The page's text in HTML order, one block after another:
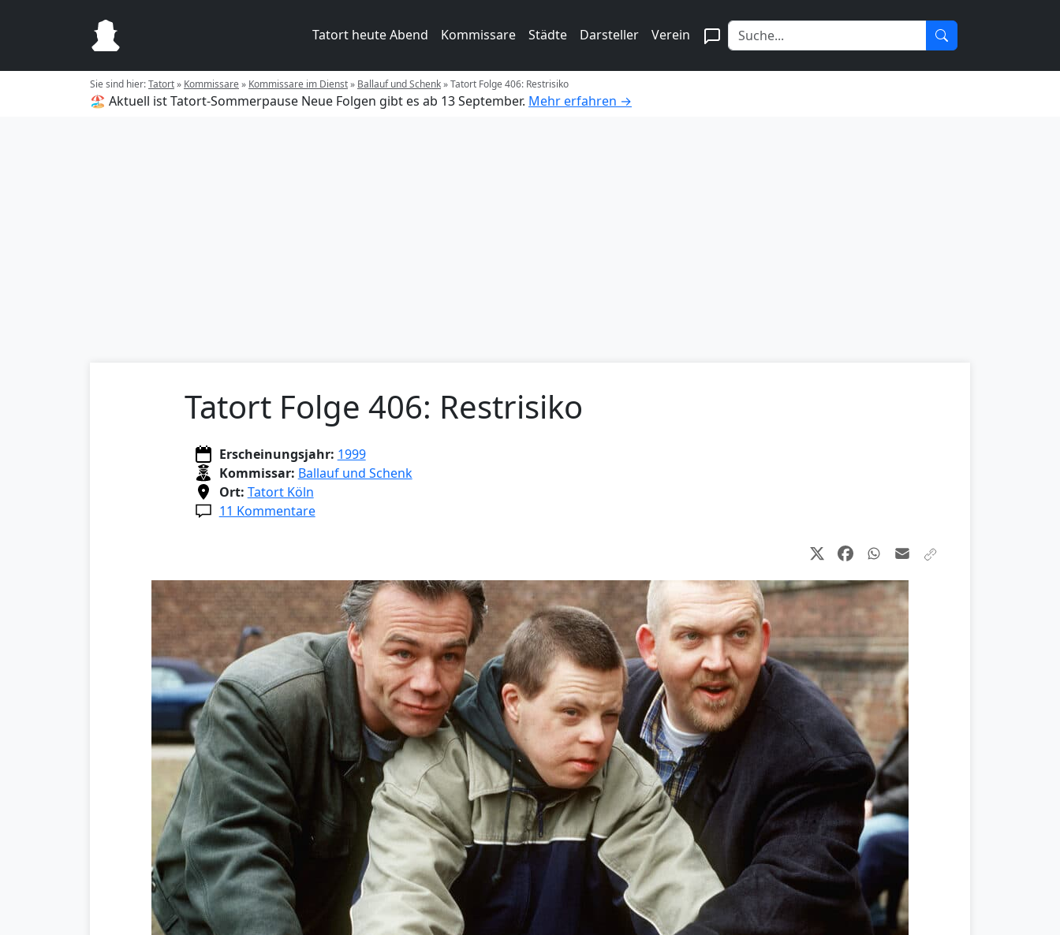
Tatort heute Abend Kommissare Städte Darsteller Verein
Sie sind hier:Tatort» Kommissare» Kommissare im Dienst» Ballauf und Schenk»Tatort Folge 406: Restrisiko
🏖️ Aktuell ist Tatort-Sommerpause Neue Folgen gibt es ab 13 September. Mehr erfahren →
Tatort Folge 406: Restrisiko
Erscheinungsjahr: 1999
Kommissar: Ballauf und Schenk
Ort: Tatort Köln
11 Kommentare